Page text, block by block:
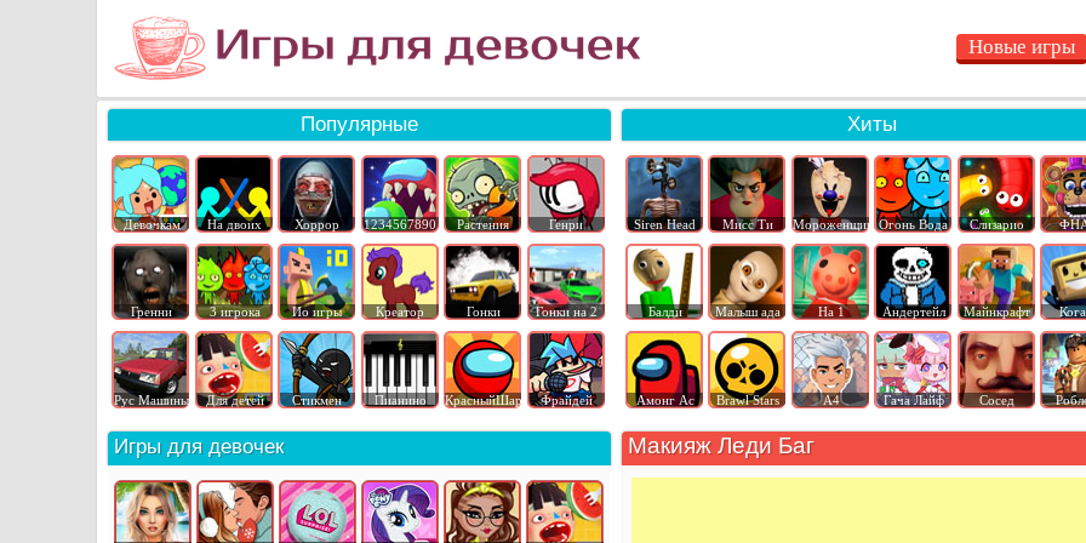
Новые игры
Популярные
Девочкам На двоих Хоррор 1234567890 Растения Генри
Гренни 3 игрока Ио игры Креатор Гонки Гонки на 2
Рус Машины Для детей Стикмен Пианино КрасныйШар Фрайдей
Хиты
Siren Head Мисс Ти Мороженщик Огонь Вода Слизарио
Балди Малыш ада На 1 Андертейл Майнкрафт
Амонг Ас Brawl Stars А4 Гача Лайф Сосед
Макияж Леди Баг
Игры для девочек